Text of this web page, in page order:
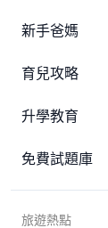
新手爸媽
育兒攻略
升學教育
免費試題庫
旅遊熱點